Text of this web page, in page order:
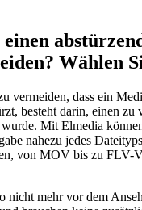
Wählen
vermeiden, dass ein
besteht darin, einen zu
Mit Elmedia
nahezu jedes
von MOV bis zu FLV-
nicht mehr vor dem